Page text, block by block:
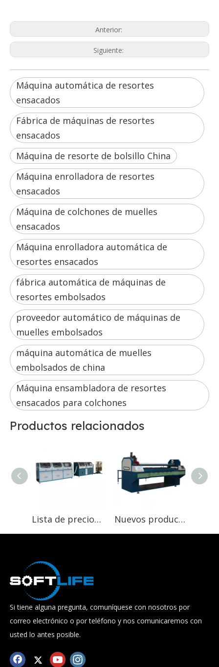
Anterior:
Siguiente:
Máquina automática de resortes
ensacados
Fábrica de máquinas de resortes
ensacados
Máquina de resorte de bolsillo China
Máquina enrolladora de resortes
ensacados
Máquina de colchones de muelles
ensacados
Máquina enrolladora automática de
resortes ensacados
fábrica automática de máquinas de
resortes embolsados
proveedor automático de máquinas de
muelles embolsados
máquina automática de muelles
embolsados ​​de china
Máquina ensambladora de resortes
ensacados para colchones
Productos relacionados
Lista de precios de máquinas de resortes ensacados de alto costo y rendimiento del sitio web de compras al por mayor Nuevos productos de china a la venta fábrica de máquinas de resorte de bolsillo de control de motor servo
Si tiene alguna pregunta, comuníquese con nosotros por
correo electrónico o por teléfono y nos comunicaremos con
usted lo antes posible.